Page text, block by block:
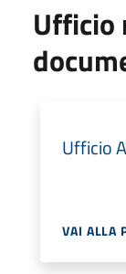
Ufficio
Ufficio
VAI ALLA